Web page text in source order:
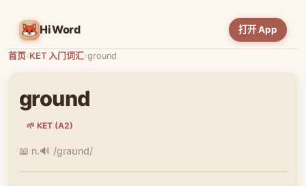
HiWord 打开 App
首页›KET 入门词汇›ground
ground
🌱 KET (A2)
📖 n.🔊 /ɡraʊnd/